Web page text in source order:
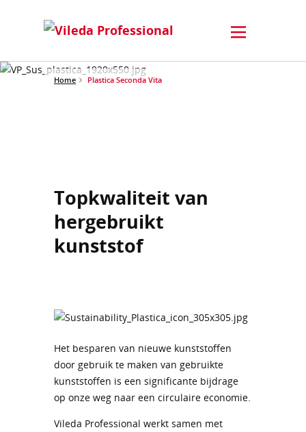
Home Plastica Seconda Vita
Topkwaliteit van
hergebruikt
kunststof
Het besparen van nieuwe kunststoffen
door gebruik te maken van gebruikte
kunststoffen is een significante bijdrage
op onze weg naar een circulaire economie.
Vileda Professional werkt samen met